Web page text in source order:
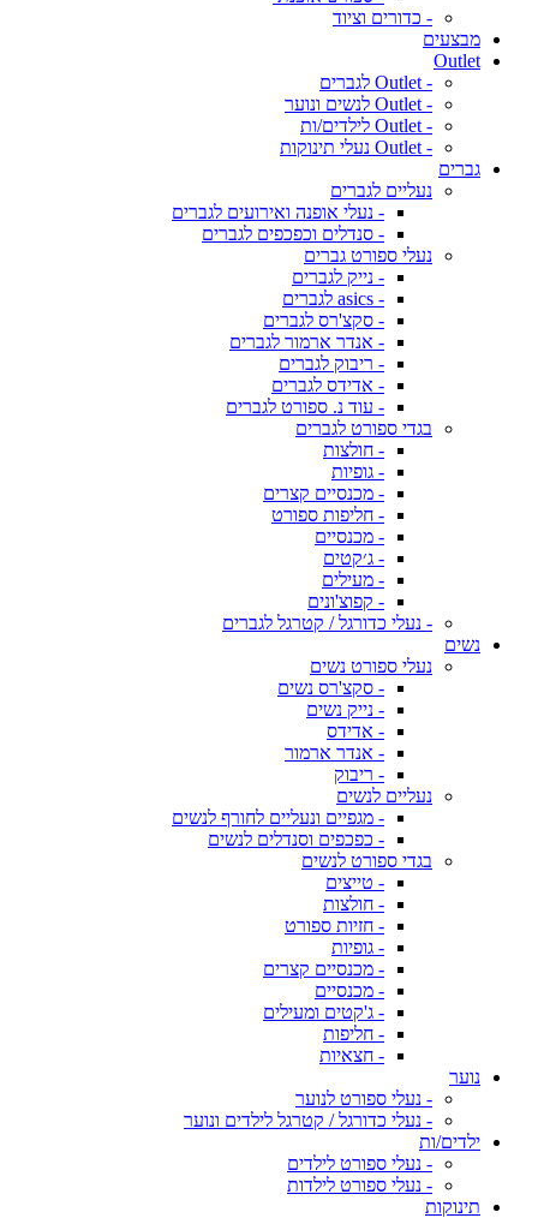
- כדורים וציוד
מבצעים
Outlet
- Outlet לגברים
- Outlet לנשים ונוער
- Outlet לילדים/ות
- Outlet נעלי תינוקות
גברים
נעליים לגברים
- נעלי אופנה ואירועים לגברים
- סנדלים וכפכפים לגברים
נעלי ספורט גברים
- נייק לגברים
- asics לגברים
- סקצ'רס לגברים
- אנדר ארמור לגברים
- ריבוק לגברים
- אדידס לגברים
- עוד נ. ספורט לגברים
בגדי ספורט לגברים
- חולצות
- גופיות
- מכנסיים קצרים
- חליפות ספורט
- מכנסיים
- ג׳קטים
- מעילים
- קפוצ'ונים
- נעלי כדורגל / קטרגל לגברים
נשים
נעלי ספורט נשים
- סקצ'רס נשים
- נייק נשים
- אדידס
- אנדר ארמור
- ריבוק
נעליים לנשים
- מגפיים ונעליים לחורף לנשים
- כפכפים וסנדלים לנשים
בגדי ספורט לנשים
- טייצים
- חולצות
- חזיות ספורט
- גופיות
- מכנסיים קצרים
- מכנסיים
- ג'קטים ומעילים
- חליפות
- חצאיות
נוער
- נעלי ספורט לנוער
- נעלי כדורגל / קטרגל לילדים ונוער
ילדים/ות
- נעלי ספורט לילדים
- נעלי ספורט לילדות
תינוקות